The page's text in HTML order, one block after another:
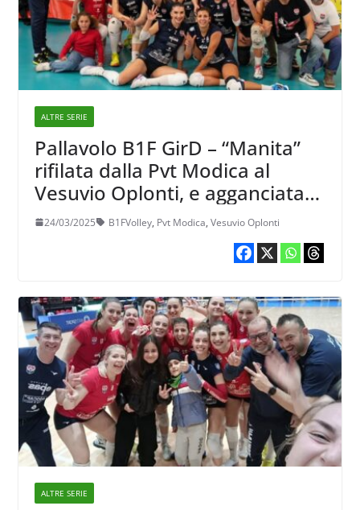
ALTRE SERIE
Pallavolo B1F GirD – “Manita”
rifilata dalla Pvt Modica al
Vesuvio Oplonti, e agganciata
Marsala al secondo posto
24/03/2025 B1FVolley, Pvt Modica, Vesuvio Oplonti
ALTRE SERIE